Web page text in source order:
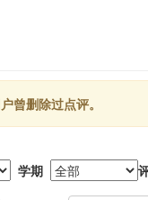
，课程每节后会布置练
是重要复习资源，为期
尽管没有常去上课，仍
以备复习。
力和教学方法好评如潮，
曾删除过点评。
学期